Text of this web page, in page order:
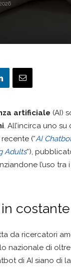
artificiale (AI)
. All’incirca uno
(“AI
Adults“),
l’uso
in
da ricercatori
nazionale di
di AI siano di